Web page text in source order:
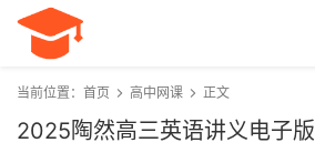
当前位置： 首页 高中网课 正文
2025陶然高三英语讲义电子版